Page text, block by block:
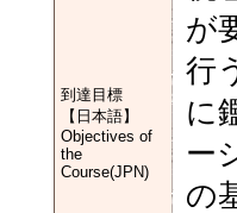
到達目標
【日本語】
Objectives of
the
Course(JPN)
が
行
に
ー
の